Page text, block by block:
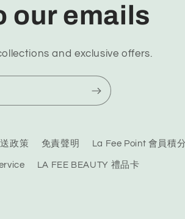
our emails
and exclusive offers.
政策 免責聲明 La Fee Point 會員積
LA FEE BEAUTY 禮品卡